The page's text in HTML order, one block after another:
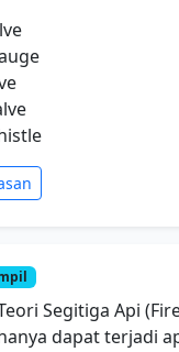
Segitiga Api
dapat terjadi